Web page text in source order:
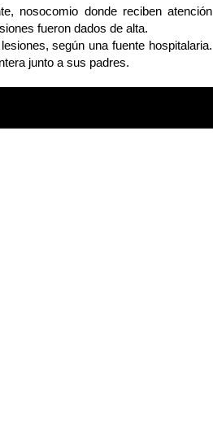
nosocomio donde reciben atención
fueron dados de alta.
según una fuente hospitalaria.
junto a sus padres.